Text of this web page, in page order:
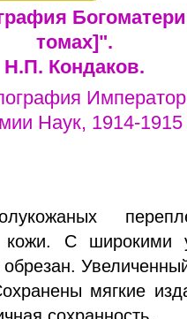
томах]".
Н.П. Кондаков.
Наук, 1914-1915
кожи. С широкими
мягкие